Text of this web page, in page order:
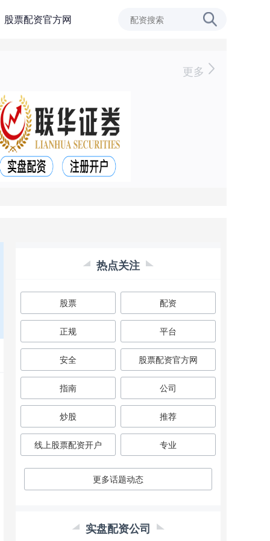
股票配资官方网
更多
热点关注
股票 配资
正规 平台
安全 股票配资官方网
指南 公司
炒股 推荐
线上股票配资开户 专业
更多话题动态
实盘配资公司